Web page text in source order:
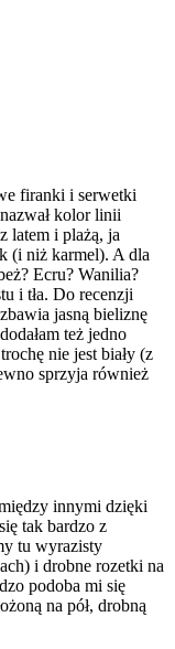
firanki i serwetki
kolor linii
latem i plażą, ja
(i niż karmel). A dla
Ecru? Wanilia?
i tła. Do recenzji
jasną bieliznę
też jedno
nie jest biały (z
sprzyja również
innymi dzięki
tak bardzo z
tu wyrazisty
i drobne rozetki na
podoba mi się
na pół, drobną